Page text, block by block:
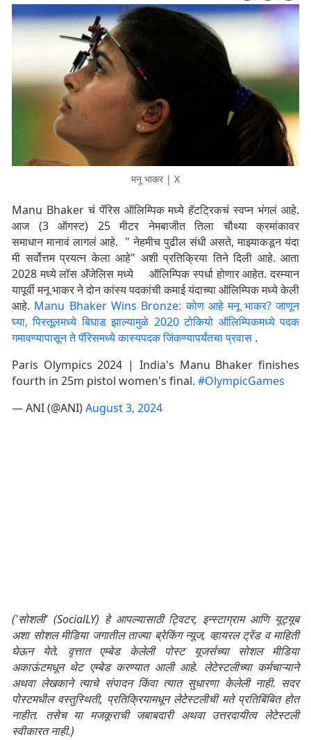
मनू भाकर | X
Manu Bhaker चं पॅरिस ऑलिम्पिक मध्ये हॅटट्रिकचं स्वप्न भंगलं आहे.
आज (3 ऑगस्ट) 25 मीटर नेमबाजीत तिला चौथ्या क्रमांकावर
समाधान मानावं लागलं आहे. " नेहमीच पुढील संधी असते, माझ्याकडून यंदा
मी सर्वोत्तम प्रयत्न केला आहे" अशी प्रतिक्रिया तिने दिली आहे. आता
2028 मध्ये लॉस अ‍ॅंजेलिस मध्ये ऑलिम्पिक स्पर्धा होणार आहेत. दरम्यान
यापूर्वी मनू भाकर ने दोन कांस्य पदकांची कमाई यंदाच्या ऑलिम्पिक मध्ये केली
आहे. Manu Bhaker Wins Bronze: कोण आहे मनू भाकर? जाणून
घ्या, पिस्तूलमध्ये बिघाड झाल्यामुळे 2020 टोकियो ऑलिम्पिकमध्ये पदक
गमावण्यापासून ते पॅरिसमध्ये कास्यपदक जिंकण्यापर्यंतचा प्रवास .
Paris Olympics 2024 | India's Manu Bhaker finishes
fourth in 25m pistol women's final. #OlympicGames
— ANI (@ANI)August 3, 2024
('सोशली' (SocialLY) हे आपल्यासाठी ट्विटर, इन्स्टाग्राम आणि यूट्यूब
अशा सोशल मीडिया जगातील ताज्या ब्रेकिंग न्यूज, व्हायरल ट्रेंड व माहिती
घेऊन येते. वृत्तात एम्बेड केलेली पोस्ट यूजर्सच्या सोशल मीडिया
अकाऊंटमधून थेट एम्बेड करण्यात आली आहे. लेटेस्टलीच्या कर्मचाऱ्याने
अथवा लेखकाने त्याचे संपादन किंवा त्यात सुधारणा केलेली नाही. सदर
पोस्टमधील वस्तुस्थिती, प्रतिक्रियामधून लेटेस्टलीची मते प्रतिबिंबित होत
नाहीत. तसेच या मजकूराची जबाबदारी अथवा उत्तरदायीत्व लेटेस्टली
स्वीकारत नाही.)